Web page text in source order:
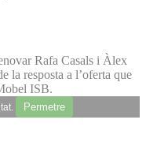
Rafa Casals i Àlex
la resposta a l’oferta que
ISB.
Permetre